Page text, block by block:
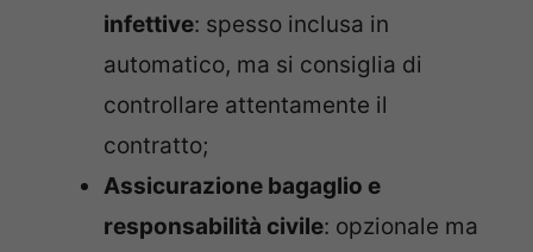
infettive: spesso inclusa in
automatico, ma si consiglia di
controllare attentamente il
contratto;
Assicurazione bagaglio e
responsabilità civile: opzionale ma